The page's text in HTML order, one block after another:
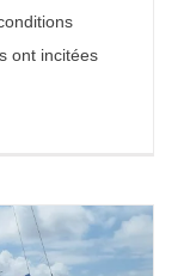
ont incitées